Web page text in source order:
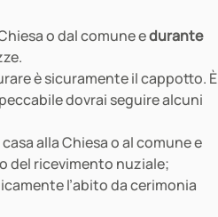
o dal comune e durante
è sicuramente il cappotto. È
dovrai seguire alcuni
alla Chiesa o al comune e
del ricevimento nuziale;
l’abito da cerimonia